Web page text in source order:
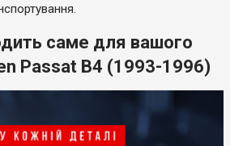
саме для вашого
Passat B4 (1993-1996)